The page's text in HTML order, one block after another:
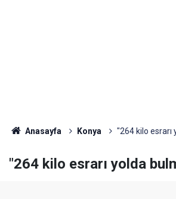
Anasayfa Konya "264 kilo esrarı
"264 kilo esrarı yolda